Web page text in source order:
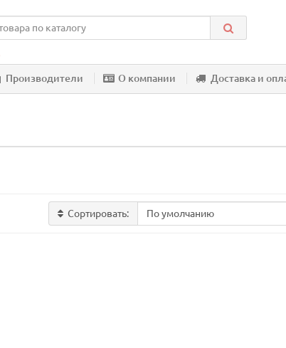
Производители О компании Доставка и
Сортировать: